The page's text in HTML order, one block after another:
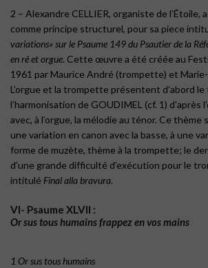
2 – Alexandre CELLIER, organiste de l’Étoile,
comme principe structurel, pour sa piece
variations» sur le Psaume 149 du Psautier de la
en ré et orgue. Cette œuvre a été créée au
1961 par Maurice André (trompette) et
L’orgue et la trompette présentent d’abord le
l’harmonisation de GOUDIMEL (cf. 1) d’après
avec, à l’orgue, la mélodie au ténor. Ce
une variation en canon avec la basse, à une
forme de muzète, thème à la trompette; le
d’une grande difficulté d’exécution pour le
intitulé Final alla bravura.
VI- Psaume XLVII :
Or sus tous humains frappez en vos mains
1 Or sus tous humains